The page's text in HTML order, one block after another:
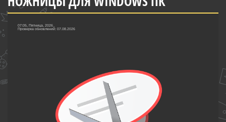
07:05, Пятница, 2026
Проверка обновлений: 07.08.2026